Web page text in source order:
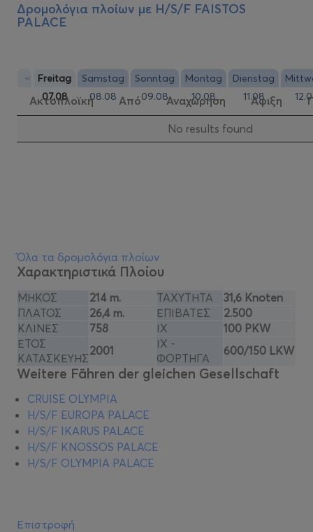
Δρομολόγια πλοίων με H/S/F FAISTOS
PALACE
«
Freitag
07.08
Samstag
08.08
Sonntag
09.08
Montag
10.08
Dienstag
11.08
Ακτοπλοϊκή Από Αναχώρηση Αφιξη
Νo results found
Όλα τα δρομολόγια πλοίων
Χαρακτηριστικά Πλοίου
ΜΗΚΟΣ 214 m. ΤΑΧΥΤΗΤΑ
31,6 Knoten
ΠΛΑΤΟΣ
26,4 m. ΕΠΙΒΑΤΕΣ
2.500
ΚΛΙΝΕΣ
758 ΙΧ
100 PKW
ΕΤΟΣ
ΚΑΤΑΣΚΕΥΗΣ
2001
ΙΧ -
ΦΟΡΤΗΓΑ
600/150 LKW
Weitere Fähren der gleichen Gesellschaft
CRUISE OLYMPIA
H/S/F EUROPA PALACE
H/S/F IKARUS PALACE
H/S/F KNOSSOS PALACE
H/S/F OLYMPIA PALACE
Επιστροφή